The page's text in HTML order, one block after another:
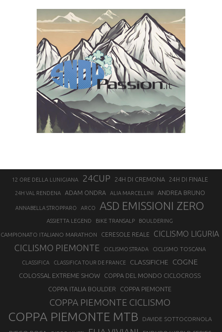
12 ORE DELLA LUNIGIANA 24CUP 24H DI CREMONA 24H DI FINALE
24H VAL RENDENA ADAM ONDRA ALIA MARCELLINI ANDREA BRUNO
ANNABELLA STROPPARO ARCO ASD EMISSIONI ZERO
ASSIETTA LEGEND BIKE TRANSALP BOULDERING
CAMPIONATO ITALIANO MARATHON CERESOLE REALE CICLISMO LIGURIA
CICLISMO PIEMONTE CICLISMO STRADA CICLISMO TOSCANA
CLASSIFICA CLASSIFICA TOUR DE FRANCE CLASSIFICHE COGNE
COLOSSAL EXTREME SHOW
COPPA DEL MONDO CICLOCROSS
COPPA ITALIA BOULDER
COPPA PIEMONTE
COPPA PIEMONTE CICLISMO
COPPA PIEMONTE MTB DAVIDE SOTTOCORNOLA